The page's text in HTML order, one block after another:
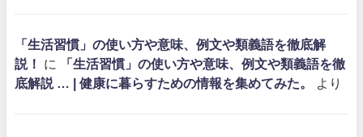
「生活習慣」の使い方や意味、例文や類義語を徹底解
説！
に
「生活習慣」の使い方や意味、例文や類義語を徹
底解説 … | 健康に暮らすための情報を集めてみた。
より